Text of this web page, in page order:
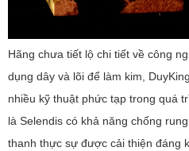
Hãng chưa tiết lộ chi tiết về công
dụng dây và lõi để làm kim,
nhiều kỹ thuật phức tạp trong quá
là Selendis có khả năng chống
thanh thực sự được cải thiện đáng